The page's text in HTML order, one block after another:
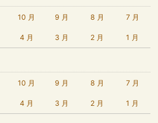
10 月 9 月 8 月 7 月
4 月 3 月 2 月 1 月
10 月 9 月 8 月 7 月
4 月 3 月 2 月 1 月